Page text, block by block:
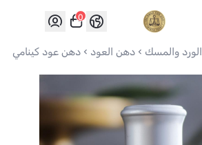
العواد للعود
0
والمسك دهن العود دهن عود كينامي